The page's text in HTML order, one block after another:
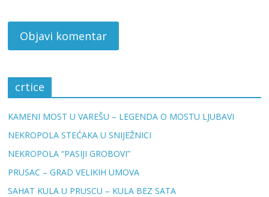
crtice
KAMENI MOST U VAREŠU – LEGENDA O MOSTU LJUBAVI
NEKROPOLA STEĆAKA U SNIJEŽNICI
NEKROPOLA “PASIJI GROBOVI”
PRUSAC – GRAD VELIKIH UMOVA
SAHAT KULA U PRUSCU – KULA BEZ SATA